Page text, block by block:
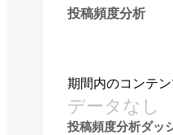
投稿頻度分析
期間内のコンテ
データなし
投稿頻度分析ダッ